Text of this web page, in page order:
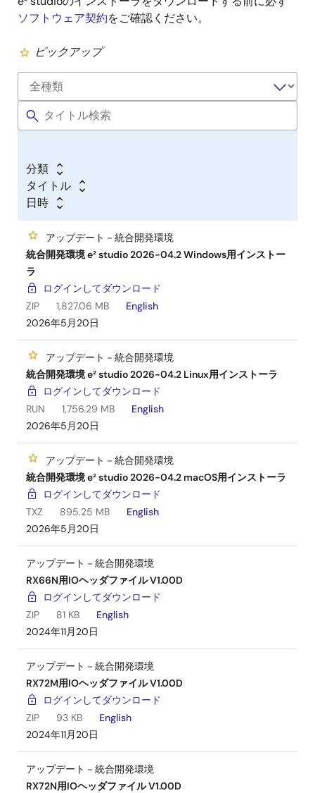
ソフトウェア契約をご確認ください。
ピックアップ
分類
タイトル
日時
アップデート－統合開発環境
統合開発環境 e² studio 2026-04.2 Windows用インストー
ラ
ログインしてダウンロード
ZIP
1,827.06 MB
English
2026年5月20日
アップデート－統合開発環境
統合開発環境 e² studio 2026-04.2 Linux用インストーラ
ログインしてダウンロード
RUN
1,756.29 MB
English
2026年5月20日
アップデート－統合開発環境
統合開発環境 e² studio 2026-04.2 macOS用インストーラ
ログインしてダウンロード
TXZ
895.25 MB
English
2026年5月20日
アップデート－統合開発環境
RX66N用IOヘッダファイル V1.00D
ログインしてダウンロード
ZIP
81 KB
English
2024年11月20日
アップデート－統合開発環境
RX72M用IOヘッダファイル V1.00D
ログインしてダウンロード
ZIP
93 KB
English
2024年11月20日
アップデート－統合開発環境
RX72N用IOヘッダファイル V1.00D